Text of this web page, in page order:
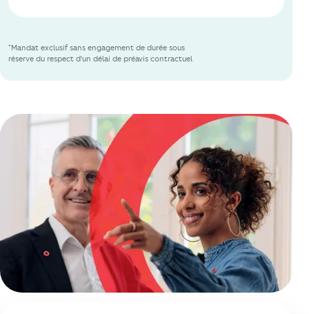
*Mandat exclusif sans engagement de durée sous
réserve du respect d'un délai de préavis contractuel